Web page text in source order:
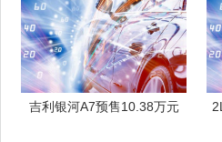
吉利银河A7预售10.38万元